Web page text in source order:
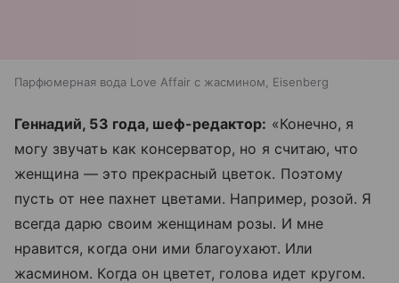
Парфюмерная вода Love Affair с жасмином, Eisenberg
Геннадий, 53 года, шеф-редактор: «Конечно, я
могу звучать как консерватор, но я считаю, что
женщина — это прекрасный цветок. Поэтому
пусть от нее пахнет цветами. Например, розой. Я
всегда дарю своим женщинам розы. И мне
нравится, когда они ими благоухают. Или
жасмином. Когда он цветет, голова идет кругом.